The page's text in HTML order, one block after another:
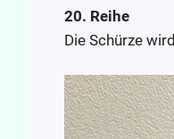
20. Reihe
Die Schürze